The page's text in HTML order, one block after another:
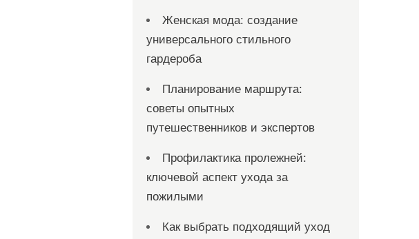
Женская мода: создание
универсального стильного
гардероба
Планирование маршрута:
советы опытных
путешественников и экспертов
Профилактика пролежней:
ключевой аспект ухода за
пожилыми
Как выбрать подходящий уход